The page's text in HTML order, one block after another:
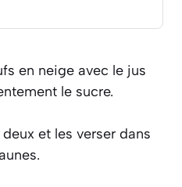
en neige avec le jus
le sucre.
et les verser dans